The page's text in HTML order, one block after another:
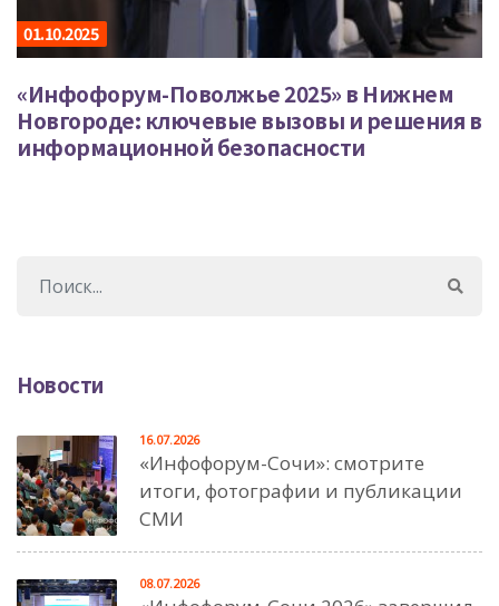
01.10.2025
«Инфофорум-Поволжье 2025» в Нижнем
Новгороде: ключевые вызовы и решения в
информационной безопасности
Новости
«Инфофорум-Сочи»: смотрите
итоги, фотографии и публикации
СМИ
16.07.2026
08.07.2026